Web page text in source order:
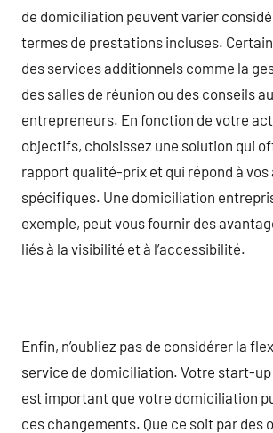
de domiciliation peuvent varier
termes de prestations incluses.
des services additionnels comme la
des salles de réunion ou des conseils
entrepreneurs. En fonction de votre
objectifs, choisissez une solution qui
rapport qualité-prix et qui répond à
spécifiques. Une domiciliation
exemple, peut vous fournir des
liés à la visibilité et à l’accessibilité.
Enfin, n’oubliez pas de considérer la
service de domiciliation. Votre start-
est important que votre domiciliation
ces changements. Que ce soit par des